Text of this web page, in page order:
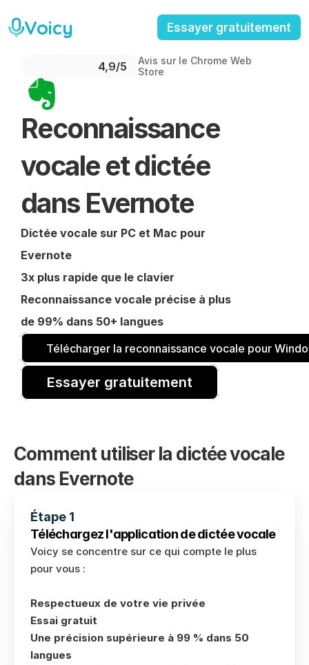
Voicy Essayer gratuitement
4,9/5
Avis sur le Chrome Web
Store
Reconnaissance
vocale et dictée
dans Evernote
Dictée vocale sur PC et Mac pour
Evernote
3x plus rapide que le clavier
Reconnaissance vocale précise à plus
de 99% dans 50+ langues
Télécharger la reconnaissance vocale pour
Essayer gratuitement
Comment utiliser la dictée vocale
dans Evernote
Étape 1
Téléchargez l'application de dictée vocale
Voicy se concentre sur ce qui compte le plus
pour vous :
Respectueux de votre vie privée
Essai gratuit
Une précision supérieure à 99 % dans 50
langues